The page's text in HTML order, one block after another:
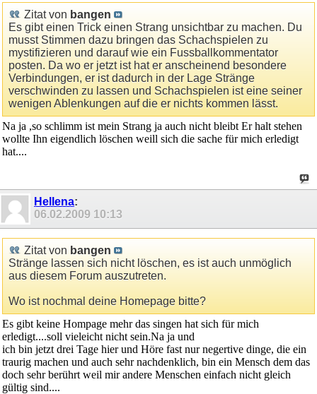
Zitat von bangen
Es gibt einen Trick einen Strang unsichtbar zu machen. Du
musst Stimmen dazu bringen das Schachspielen zu
mystifizieren und darauf wie ein Fussballkommentator
posten. Da wo er jetzt ist hat er anscheinend besondere
Verbindungen, er ist dadurch in der Lage Stränge
verschwinden zu lassen und Schachspielen ist eine seiner
wenigen Ablenkungen auf die er nichts kommen lässt.
Na ja ,so schlimm ist mein Strang ja auch nicht bleibt Er halt stehen
wollte Ihn eigendlich löschen weill sich die sache für mich erledigt
hat....
Hellena:
06.02.2009 10:13
Zitat von bangen
Stränge lassen sich nicht löschen, es ist auch unmöglich
aus diesem Forum auszutreten.
Wo ist nochmal deine Homepage bitte?
Es gibt keine Hompage mehr das singen hat sich für mich
erledigt....soll vieleicht nicht sein.Na ja und
ich bin jetzt drei Tage hier und Höre fast nur negertive dinge, die ein
traurig machen und auch sehr nachdenklich, bin ein Mensch dem das
doch sehr berührt weil mir andere Menschen einfach nicht gleich
gültig sind....